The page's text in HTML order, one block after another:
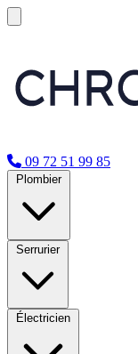
09 72 51 99 85
Plombier
Serrurier
Électricien